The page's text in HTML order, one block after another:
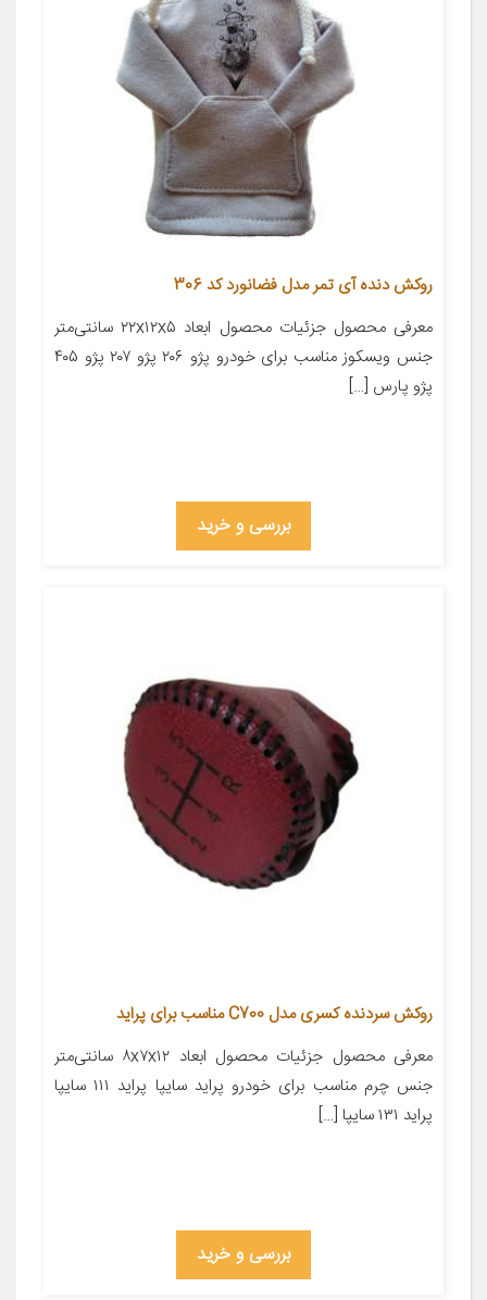
روکش دنده آی تمر مدل فضانورد کد 306
معرفی محصول جزئیات محصول ابعاد ۲۲x۱۲x۵ سانتی‌متر
جنس ویسکوز مناسب برای خودرو پژو ۲۰۶ پژو ۲۰۷ پژو ۴۰۵
پژو پارس […]
بررسی و خرید
روکش سردنده کسری مدل C700 مناسب برای پراید
معرفی محصول جزئیات محصول ابعاد ۸x۷x۱۲ سانتی‌متر
جنس چرم مناسب برای خودرو پراید سایپا پراید ۱۱۱ سایپا
پراید ۱۳۱ سایپا […]
بررسی و خرید